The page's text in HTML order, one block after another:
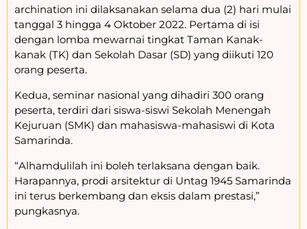
archination ini dilaksanakan selama dua (2) hari mulai
tanggal 3 hingga 4 Oktober 2022. Pertama di isi
dengan lomba mewarnai tingkat Taman Kanak-
kanak (TK) dan Sekolah Dasar (SD) yang diikuti 120
orang peserta.
Kedua, seminar nasional yang dihadiri 300 orang
peserta, terdiri dari siswa-siswi Sekolah Menengah
Kejuruan (SMK) dan mahasiswa-mahasiswi di Kota
Samarinda.
“Alhamdulilah ini boleh terlaksana dengan baik.
Harapannya, prodi arsitektur di Untag 1945 Samarinda
ini terus berkembang dan eksis dalam prestasi,”
pungkasnya.